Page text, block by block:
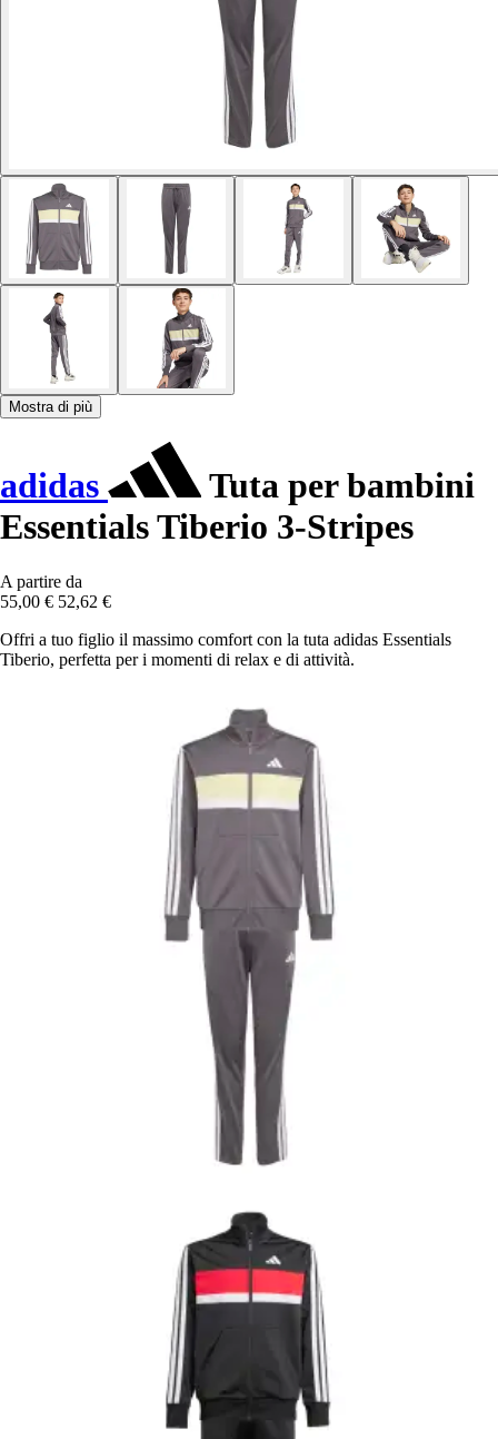
Mostra di più
adidas
Tuta per bambini
Essentials Tiberio 3-Stripes
A partire da
55,00 € 52,62 €
Offri a tuo figlio il massimo comfort con la tuta adidas Essentials
Tiberio, perfetta per i momenti di relax e di attività.